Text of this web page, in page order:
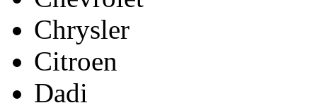
Chrysler
Citroen
Dadi